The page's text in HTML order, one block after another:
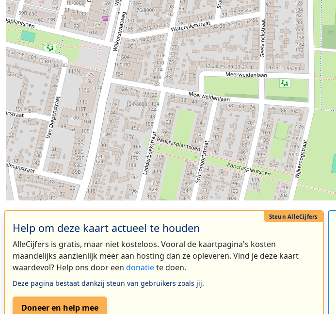
Help om deze kaart actueel te houden
AlleCijfers is gratis, maar niet kosteloos. Vooral de kaartpagina's kosten
maandelijks aanzienlijk meer aan hosting dan ze opleveren. Vind je deze kaart
waardevol? Help ons door een donatiete doen.
Deze pagina bestaat dankzij steun van gebruikers zoals jij.
Doneer en help mee